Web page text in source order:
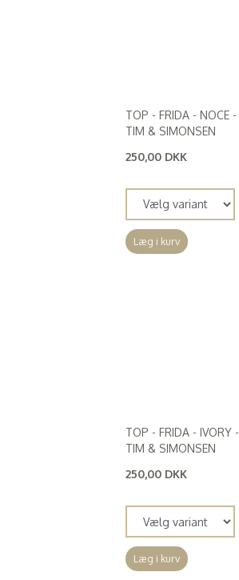
TOP - FRIDA - NOCE -
TIM & SIMONSEN
250,00 DKK
Læg i kurv
TOP - FRIDA - IVORY -
TIM & SIMONSEN
250,00 DKK
Læg i kurv